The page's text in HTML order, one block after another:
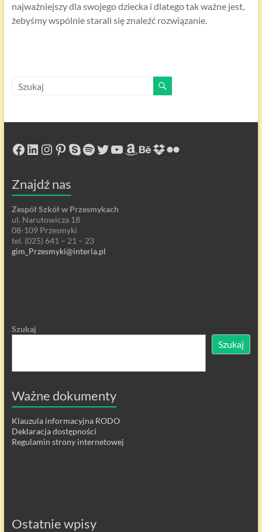
najważniejszy dla swojego dziecka i dlatego tak ważne jest,
żebyśmy wspólnie starali się znaleźć rozwiązanie.
Facebook
LinkedIn
Instagram
Pinterest
Skype
Spotify
Twitter
YouTube
Amazon
Behance
Dropbox
Flickr
Znajdź nas
Zespół Szkół w Przesmykach
ul. Narutowicza 18
08-109 Przesmyki
tel. (025) 641 – 21 – 23
gim_Przesmyki@interia.pl
Szukaj
Szukaj
Ważne dokumenty
Klauzula informacyjna RODO
Deklaracja dostępności
Regulamin strony internetowej
Ostatnie wpisy